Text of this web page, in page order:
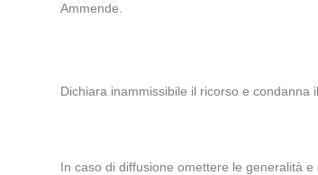
Ammende.
Dichiara inammissibile il ricorso e condanna
In caso di diffusione omettere le generalità